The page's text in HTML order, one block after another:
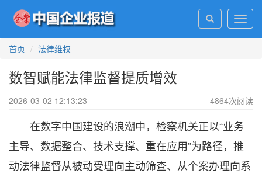
首页
法律维权
数智赋能法律监督提质增效
2026-03-02 12:13:23 4864次阅读
在数字中国建设的浪潮中，检察机关正以“业务
主导、数据整合、技术支撑、重在应用”为路径，推
动法律监督从被动受理向主动筛查、从个案办理向系